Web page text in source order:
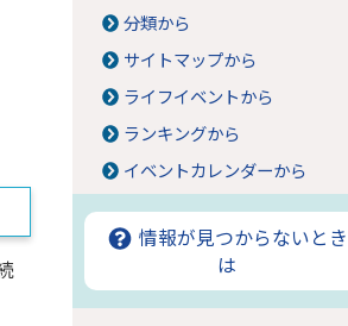
分類から
サイトマップから
ライフイベントから
ランキングから
イベントカレンダーから
情報が見つからないとき
は